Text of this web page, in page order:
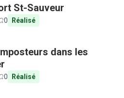
St-Sauveur
0 Réalisé
dans les
0 Réalisé